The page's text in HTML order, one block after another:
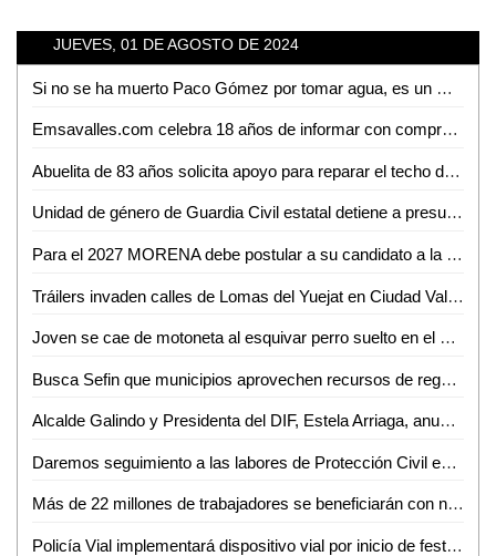
JUEVES, 01 DE AGOSTO DE 2024
Si no se ha muerto Paco Gómez por tomar agua, es un milagro: Matilde Hernández
Emsavalles.com celebra 18 años de informar con compromiso e imparcialidad
Abuelita de 83 años solicita apoyo para reparar el techo de su vivienda en Ciudad Valles
Unidad de género de Guardia Civil estatal detiene a presunto por abuso sexual
Para el 2027 MORENA debe postular a su candidato a la gubernatura sin alianzas con otros partidos: Rita Ozalia
Tráilers invaden calles de Lomas del Yuejat en Ciudad Valles
Joven se cae de motoneta al esquivar perro suelto en el bulevar México-Laredo
Busca Sefin que municipios aprovechen recursos de regularización vehicular
Alcalde Galindo y Presidenta del DIF, Estela Arriaga, anuncian ampliación de Centro Comunitario Maravillas
Daremos seguimiento a las labores de Protección Civil en Ciudad Valles: Luis Arturo Salvador
Más de 22 millones de trabajadores se beneficiarán con nuevo plan de vivienda: AMLO
Policía Vial implementará dispositivo vial por inicio de festividades en el Barrio de Tlaxcala